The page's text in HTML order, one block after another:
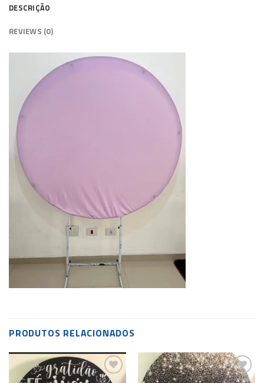
DESCRIÇÃO
REVIEWS (0)
PRODUTOS RELACIONADOS